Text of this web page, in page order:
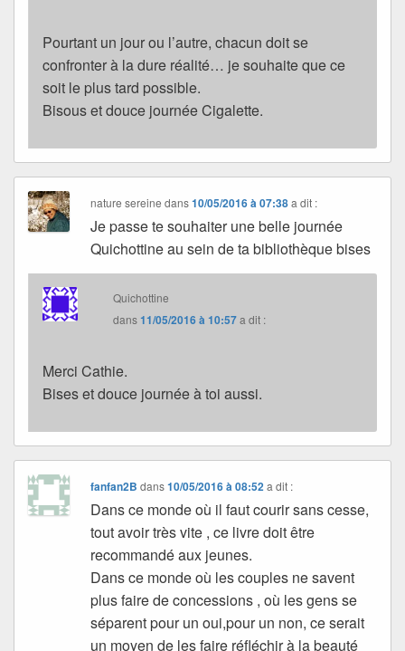
Pourtant un jour ou l’autre, chacun doit se
confronter à la dure réalité… je souhaite que ce
soit le plus tard possible.
Bisous et douce journée Cigalette.
nature sereine dans10/05/2016 à 07:38 a dit :
Je passe te souhaiter une belle journée
Quichottine au sein de ta bibliothèque bises
Quichottine
dans11/05/2016 à 10:57a dit :
Merci Cathie.
Bises et douce journée à toi aussi.
fanfan2B dans10/05/2016 à 08:52 a dit :
Dans ce monde où il faut courir sans cesse,
tout avoir très vite , ce livre doit être
recommandé aux jeunes.
Dans ce monde où les couples ne savent
plus faire de concessions , où les gens se
séparent pour un oui,pour un non, ce serait
un moyen de les faire réfléchir à la beauté